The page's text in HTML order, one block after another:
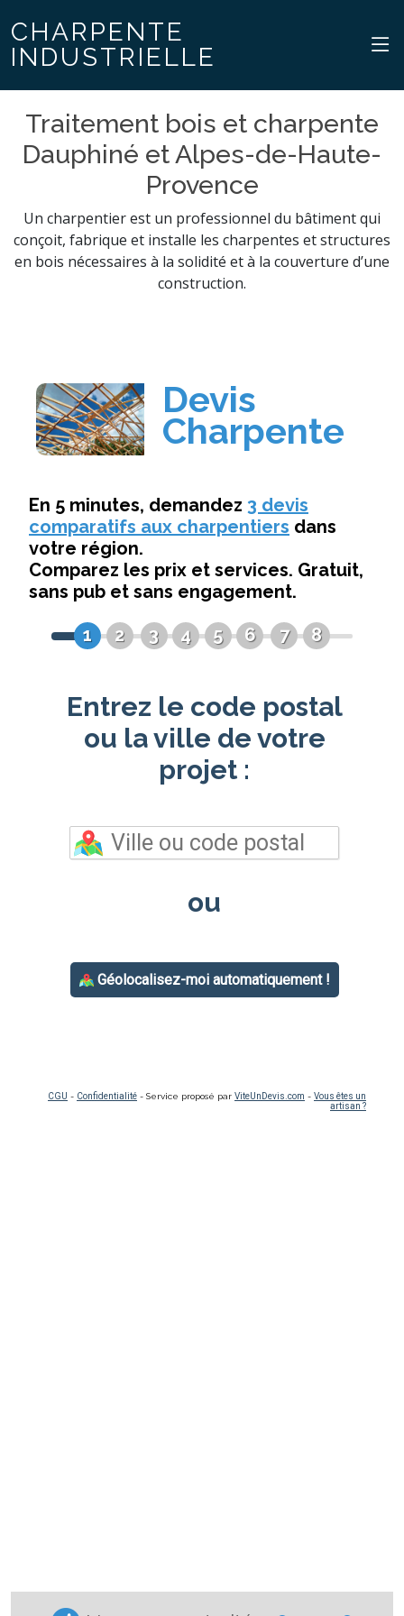
CHARPENTE
INDUSTRIELLE
Traitement bois et charpente
Dauphiné et Alpes-de-Haute-
Provence
Un charpentier est un professionnel du bâtiment qui
conçoit, fabrique et installe les charpentes et structures
en bois nécessaires à la solidité et à la couverture d’une
construction.